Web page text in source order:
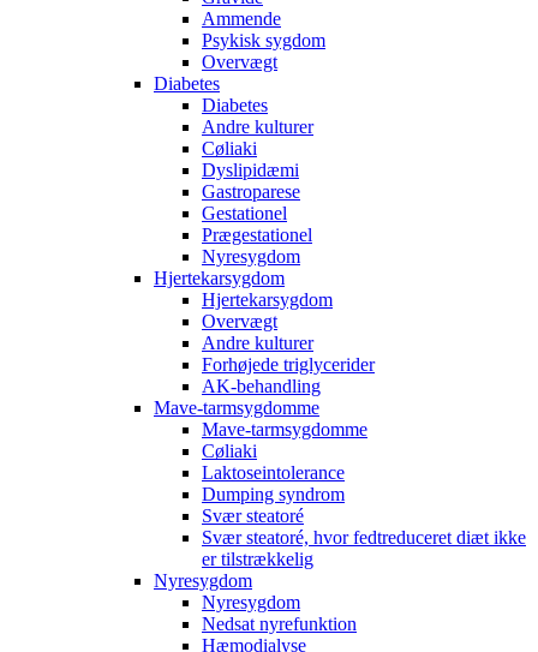
Ammende
Psykisk sygdom
Overvægt
Diabetes
Diabetes
Andre kulturer
Cøliaki
Dyslipidæmi
Gastroparese
Gestationel
Prægestationel
Nyresygdom
Hjertekarsygdom
Hjertekarsygdom
Overvægt
Andre kulturer
Forhøjede triglycerider
AK-behandling
Mave-tarmsygdomme
Mave-tarmsygdomme
Cøliaki
Laktoseintolerance
Dumping syndrom
Svær steatoré
Svær steatoré, hvor fedtreduceret diæt ikke
er tilstrækkelig
Nyresygdom
Nyresygdom
Nedsat nyrefunktion
Hæmodialyse